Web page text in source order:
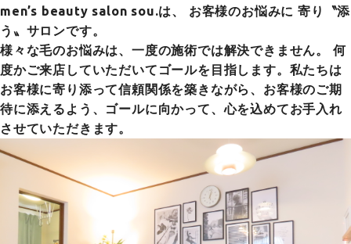
men’s beauty salon sou.は、
お客様のお悩みに 寄り〝添
う〟サロンです。
様々な毛のお悩みは、一度の施術では解決できません。 何
度かご来店していただいてゴールを目指します。私たちは
お客様に寄り添って信頼関係を築きながら、お客様のご期
待に添えるよう、ゴールに向かって、心を込めてお手入れ
させていただきます。